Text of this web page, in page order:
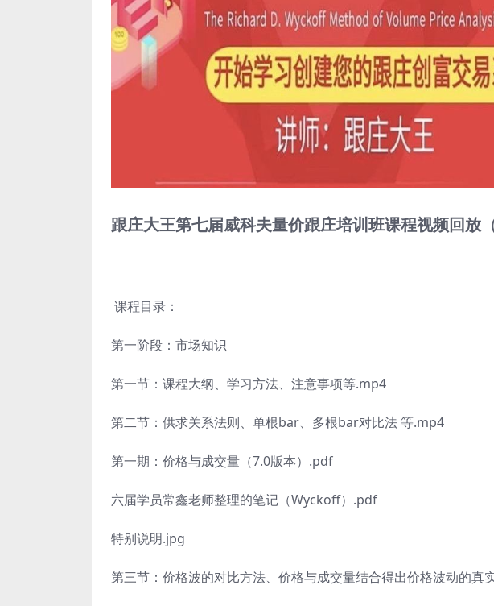
跟庄大王第七届威科夫量价跟庄培训班课程视频回放
课程目录：
第一阶段：市场知识
第一节：课程大纲、学习方法、注意事项等.mp4
第二节：供求关系法则、单根bar、多根bar对比法 等.mp4
第一期：价格与成交量（7.0版本）.pdf
六届学员常鑫老师整理的笔记（Wyckoff）.pdf
特别说明.jpg
第三节：价格波的对比方法、价格与成交量结合得出价格波动的真